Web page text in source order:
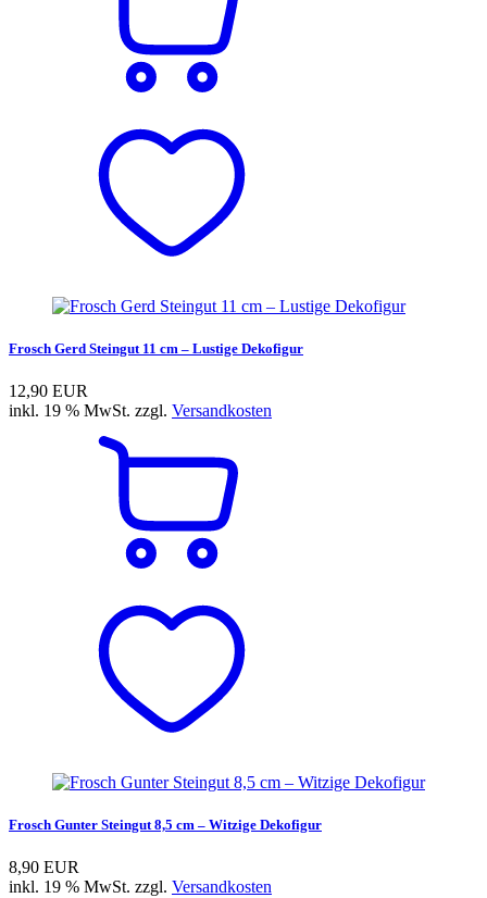
Frosch Gerd Steingut 11 cm – Lustige Dekofigur
12,90 EUR
inkl. 19 % MwSt. zzgl. Versandkosten
Frosch Gunter Steingut 8,5 cm – Witzige Dekofigur
8,90 EUR
inkl. 19 % MwSt. zzgl. Versandkosten